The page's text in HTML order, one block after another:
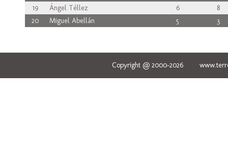
19
Ángel Téllez 6
8
20
Miguel Abellán 5 3
Copyright @ 2000-2026